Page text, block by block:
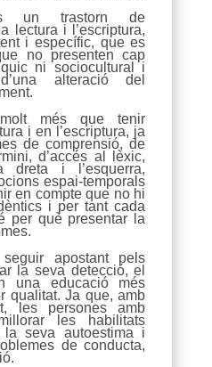
un trastorn de
lectura i l’escriptura,
i específic, que es
no presenten cap
ni sociocultural i
alteració del
més que tenir
i en l’escriptura, ja
de comprensió, de
d’accés al lèxic,
dreta i l’esquerra,
espai-temporals
en compte que no hi
i per tant cada
per què presentar la
apostant pels
la seva detecció, el
una educació més
qualitat. Ja que, amb
les persones amb
les habilitats
la seva autoestima i
de conducta,